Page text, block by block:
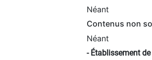
Néant
Contenus non
Néant
- Établissement